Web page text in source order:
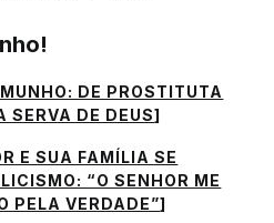
DE PROSTITUTA
SERVA DE DEUS]
E SUA FAMÍLIA SE
“O SENHOR ME
PELA VERDADE”]